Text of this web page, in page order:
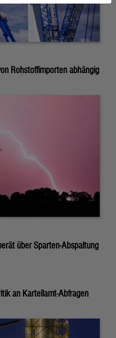
Rohstoffimporten abhängig
über Sparten-Abspaltung
an Kartellamt-Abfragen